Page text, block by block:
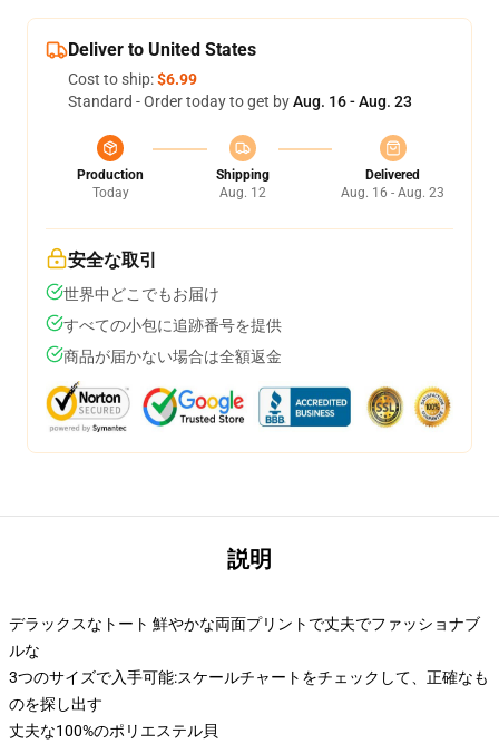
Deliver to United States
Cost to ship:$6.99
Standard - Order today to get byAug. 16 - Aug. 23
Production
Today
Shipping
Aug. 12
Delivered
Aug. 16 - Aug. 23
安全な取引
世界中どこでもお届け
すべての小包に追跡番号を提供
商品が届かない場合は全額返金
説明
デラックスなトート 鮮やかな両面プリントで丈夫でファッショナブ
ルな
3つのサイズで入手可能:スケールチャートをチェックして、正確なも
のを探し出す
丈夫な100%のポリエステル貝